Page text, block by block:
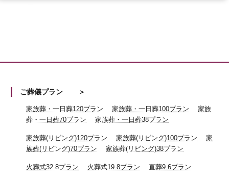
ご葬儀プラン
家族葬・一日葬120プラン 家族葬・一日葬100プラン
家族
葬・一日葬70プラン
家族葬・一日葬38プラン
家族葬(リビング)120プラン 家族葬(リビング)100プラン
家
族葬(リビング)70プラン
家族葬(リビング)38プラン
火葬式32.8プラン 火葬式19.8プラン 直葬9.6プラン